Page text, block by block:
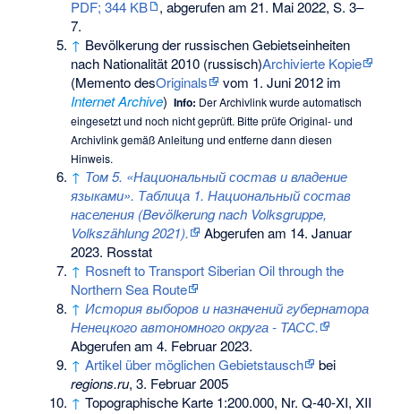
PDF; 344 KB
, abgerufen am 21. Mai 2022, S. 3–
7.
↑ Bevölkerung der russischen Gebietseinheiten
nach Nationalität 2010 (russisch)Archivierte Kopie
(MementodesOriginals
vom 1. Juni 2012 im
Internet Archive) Info: Der Archivlink wurde automatisch
eingesetzt und noch nicht geprüft. Bitte prüfe Original- und
Archivlink gemäßAnleitung und entferne dann diesen
Hinweis.
↑ Том 5. «Национальный состав и владение
языками». Таблица 1. Национальный состав
населения (Bevölkerung nach Volksgruppe,
Volkszählung 2021).
Abgerufen am 14. Januar
2023. Rosstat
↑ Rosneft to Transport Siberian Oil through the
Northern Sea Route
↑ История выборов и назначений губернатора
Ненецкого автономного округа - ТАСС.
Abgerufen am 4. Februar 2023.
↑ Artikel über möglichen Gebietstausch
bei
regions.ru, 3. Februar 2005
↑ Topographische Karte 1:200.000, Nr. Q-40-XI, XII